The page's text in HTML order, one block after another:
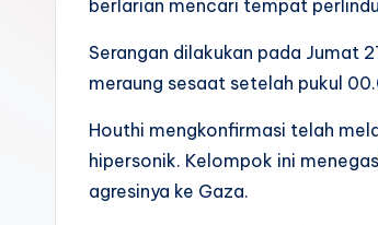
berlarian mencari tempat
Serangan dilakukan pada Jumat
meraung sesaat setelah pukul
Houthi mengkonfirmasi telah
hipersonik. Kelompok ini
agresinya ke Gaza.